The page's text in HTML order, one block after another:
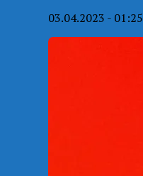
03.04.2023 - 01:25